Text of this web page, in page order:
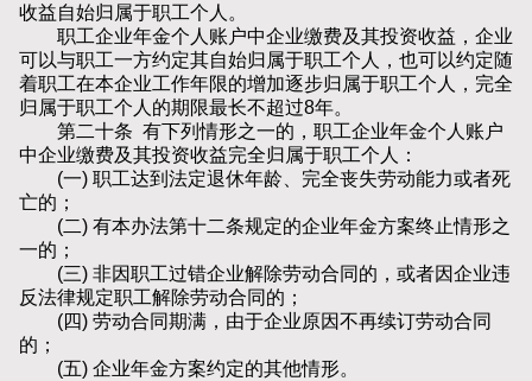
收益自始归属于职工个人。
职工企业年金个人账户中企业缴费及其投资收益，企业
可以与职工一方约定其自始归属于职工个人，也可以约定随
着职工在本企业工作年限的增加逐步归属于职工个人，完全
归属于职工个人的期限最长不超过8年。
第二十条 有下列情形之一的，职工企业年金个人账户
中企业缴费及其投资收益完全归属于职工个人：
(一) 职工达到法定退休年龄、完全丧失劳动能力或者死
亡的；
(二) 有本办法第十二条规定的企业年金方案终止情形之
一的；
(三) 非因职工过错企业解除劳动合同的，或者因企业违
反法律规定职工解除劳动合同的；
(四) 劳动合同期满，由于企业原因不再续订劳动合同
的；
(五) 企业年金方案约定的其他情形。